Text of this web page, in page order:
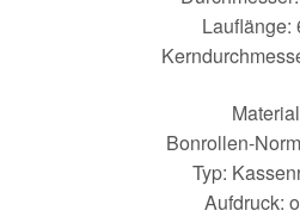
Lauflänge:
Bonrollen-
Typ:
Aufdruck: